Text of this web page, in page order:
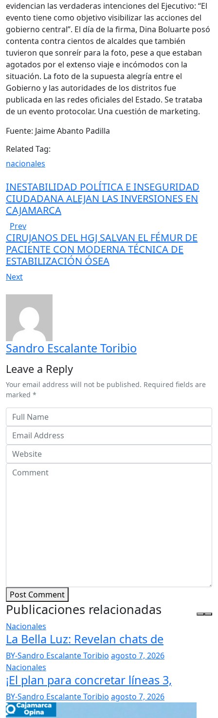
evidencian las verdaderas intenciones del Ejecutivo: “El
evento tiene como objetivo visibilizar las acciones del
gobierno central”. El día de la firma, Dina Boluarte posó
contenta contra cientos de alcaldes que también
tuvieron que sonreír para la foto, pese a que estaban
agotados por el extenso viaje e incómodos con la
situación. La foto de la supuesta alegría entre el
Gobierno y las autoridades de los distritos fue
publicada en las redes oficiales del Estado. Se trataba
de un evento protocolar. Una cuestión de marketing.
Fuente: Jaime Abanto Padilla
Related Tag:
nacionales
INESTABILIDAD POLÍTICA E INSEGURIDAD
CIUDADANA ALEJAN LAS INVERSIONES EN
CAJAMARCA
Prev
CIRUJANOS DEL HGJ SALVAN EL FÉMUR DE
PACIENTE CON MODERNA TÉCNICA DE
ESTABILIZACIÓN ÓSEA
Next
Sandro Escalante Toribio
Leave a Reply
Your email address will not be published. Required fields are
marked *
Post Comment
Publicaciones relacionadas
Nacionales
La Bella Luz: Revelan chats de
BY-Sandro Escalante Toribio agosto 7, 2026
Nacionales
¡El plan para concretar líneas 3,
BY-Sandro Escalante Toribio agosto 7, 2026